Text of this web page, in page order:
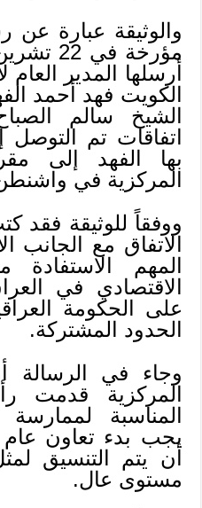
والوثيقة عبارة عن
أرسلها المدير
الكويت فهد أحمد
الشيخ سالم
اتفاقات تم التوصل
بها الفهد إلى
المركزية في
ووفقاً للوثيقة فقد
الاتفاق مع الجانب
المهم
الاقتصادي في
على الحكومة
الحدود المشتركة.
وجاء في الرسالة
المركزية قدمت
المناسبة
يجب بدء تعاون عام
أن يتم التنسيق
مستوى عال.